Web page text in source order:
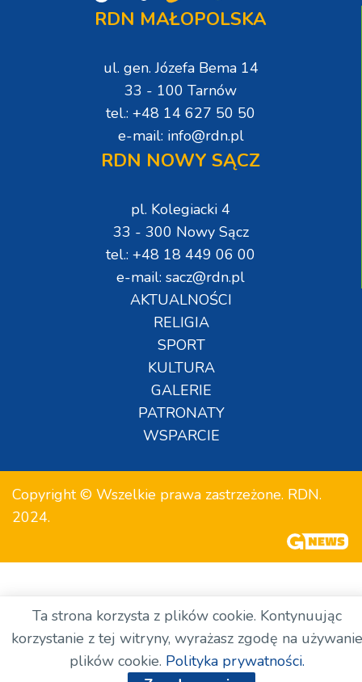
RDN MAŁOPOLSKA
ul. gen. Józefa Bema 14
33 - 100 Tarnów
tel.: +48 14 627 50 50
e-mail: info@rdn.pl
RDN NOWY SĄCZ
pl. Kolegiacki 4
33 - 300 Nowy Sącz
tel.: +48 18 449 06 00
e-mail: sacz@rdn.pl
AKTUALNOŚCI
RELIGIA
SPORT
KULTURA
GALERIE
PATRONATY
WSPARCIE
Copyright © Wszelkie prawa zastrzeżone. RDN.
2024.
Ta strona korzysta z plików cookie. Kontynuując
korzystanie z tej witryny, wyrażasz zgodę na używanie
plików cookie. Polityka prywatności.